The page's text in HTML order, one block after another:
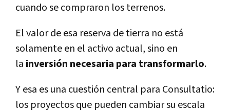
cuando se compraron los terrenos.
El valor de esa reserva de tierra no está
solamente en el activo actual, sino en
la inversión necesaria para transformarlo.
Y esa es una cuestión central para Consultatio:
los proyectos que pueden cambiar su escala